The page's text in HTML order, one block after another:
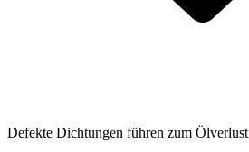
Defekte Dichtungen führen zum Ölverlust